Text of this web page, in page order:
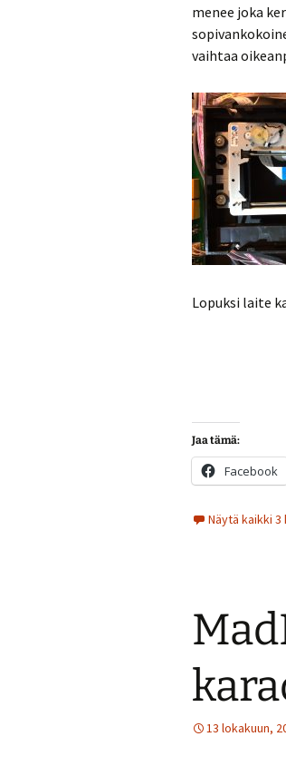
menee joka
vaihtaa
Lopuksi laite
Jaa tämä:
Facebook
Näytä kaikki
13 lokakuun,